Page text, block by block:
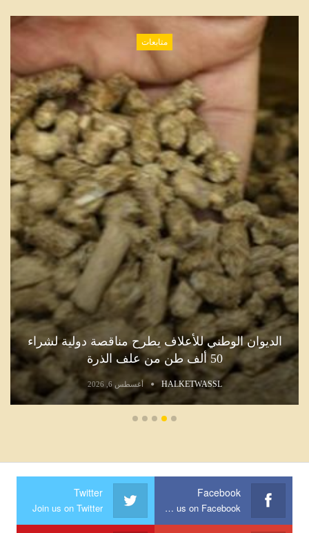
متابعات
الديوان الوطني للأعلاف يطرح مناقصة دولية لشراء
50 ألف طن من علف الذرة
HALKETWASSL أغسطس 6, 2026
Facebook
Join us on Facebook
Twitter
Join us on Twitter